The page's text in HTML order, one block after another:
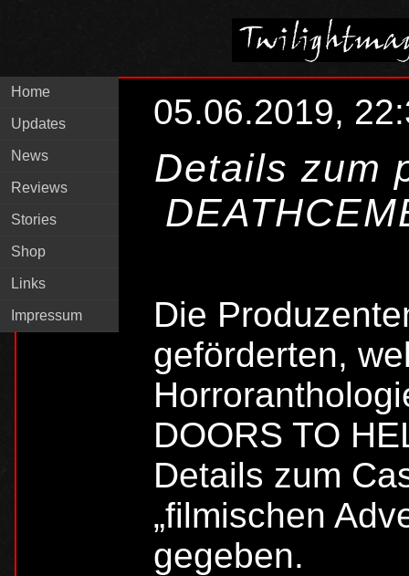
Home
Updates
News
Reviews
Stories
Shop
Links
Impressum
05.06.2019,
Details zum
Die
geförderten,
DOORS TO
Details zum
„filmischen
gegeben.